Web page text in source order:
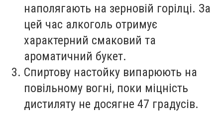
наполягають на зерновій горілці. За
цей час алкоголь отримує
характерний смаковий та
ароматичний букет.
Спиртову настойку випарюють на
повільному вогні, поки міцність
дистиляту не досягне 47 градусів.